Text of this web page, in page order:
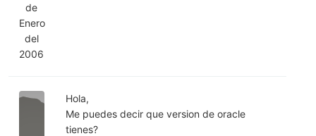
de
Enero
del
2006
Hola,
Me puedes decir que version de oracle
tienes?